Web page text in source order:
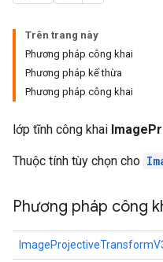
Trên trang này
Phương pháp công khai
Phương pháp kế thừa
Phương pháp công khai
lớp tĩnh công khai
Thuộc tính tùy chọn cho
Phương pháp công